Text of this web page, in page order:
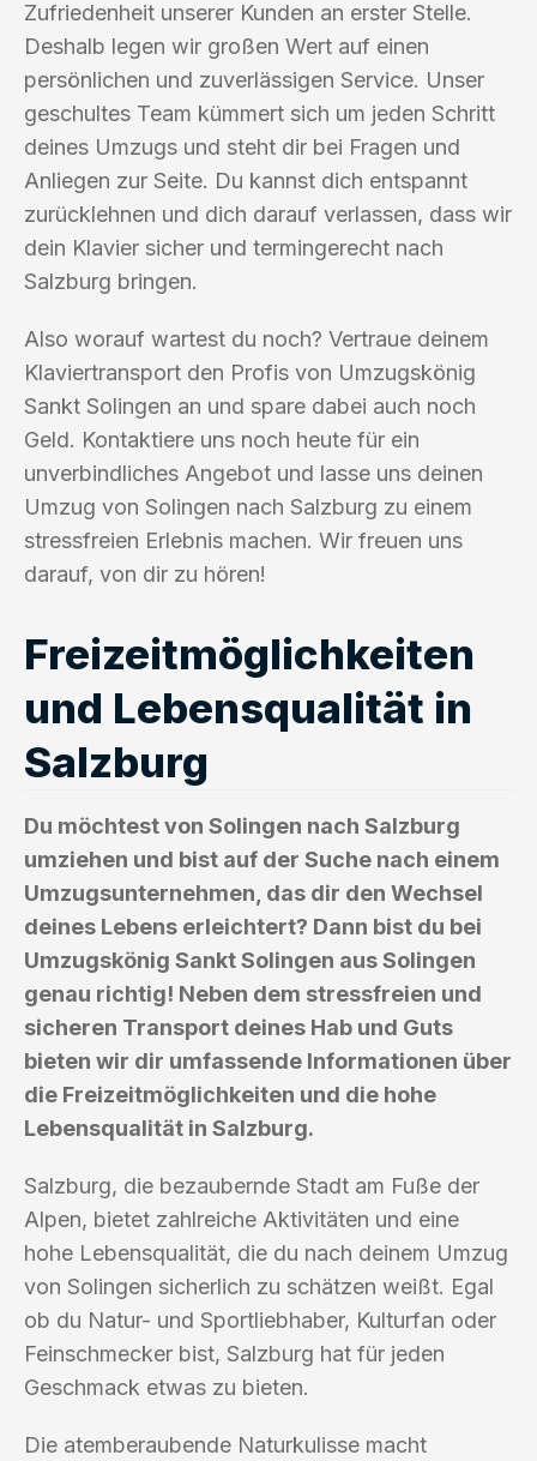
Zufriedenheit unserer Kunden an erster Stelle.
Deshalb legen wir großen Wert auf einen
persönlichen und zuverlässigen Service. Unser
geschultes Team kümmert sich um jeden Schritt
deines Umzugs und steht dir bei Fragen und
Anliegen zur Seite. Du kannst dich entspannt
zurücklehnen und dich darauf verlassen, dass wir
dein Klavier sicher und termingerecht nach
Salzburg bringen.
Also worauf wartest du noch? Vertraue deinem
Klaviertransport den Profis von Umzugskönig
Sankt Solingen an und spare dabei auch noch
Geld. Kontaktiere uns noch heute für ein
unverbindliches Angebot und lasse uns deinen
Umzug von Solingen nach Salzburg zu einem
stressfreien Erlebnis machen. Wir freuen uns
darauf, von dir zu hören!
Freizeitmöglichkeiten
und Lebensqualität in
Salzburg
Du möchtest von Solingen nach Salzburg
umziehen und bist auf der Suche nach einem
Umzugsunternehmen, das dir den Wechsel
deines Lebens erleichtert? Dann bist du bei
Umzugskönig Sankt Solingen aus Solingen
genau richtig! Neben dem stressfreien und
sicheren Transport deines Hab und Guts
bieten wir dir umfassende Informationen über
die Freizeitmöglichkeiten und die hohe
Lebensqualität in Salzburg.
Salzburg, die bezaubernde Stadt am Fuße der
Alpen, bietet zahlreiche Aktivitäten und eine
hohe Lebensqualität, die du nach deinem Umzug
von Solingen sicherlich zu schätzen weißt. Egal
ob du Natur- und Sportliebhaber, Kulturfan oder
Feinschmecker bist, Salzburg hat für jeden
Geschmack etwas zu bieten.
Die atemberaubende Naturkulisse macht